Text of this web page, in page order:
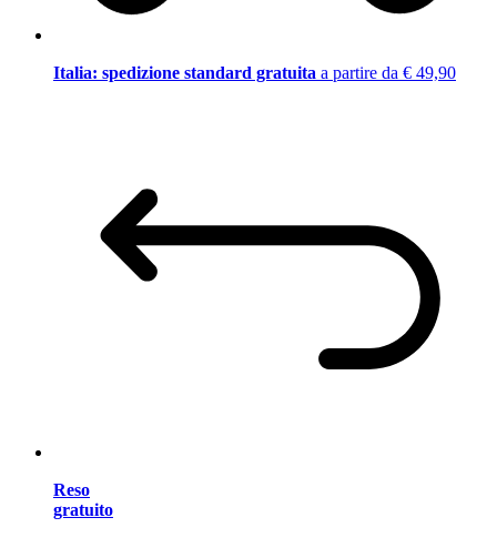
Italia: spedizione standard gratuita a partire da € 49,90
Reso
gratuito